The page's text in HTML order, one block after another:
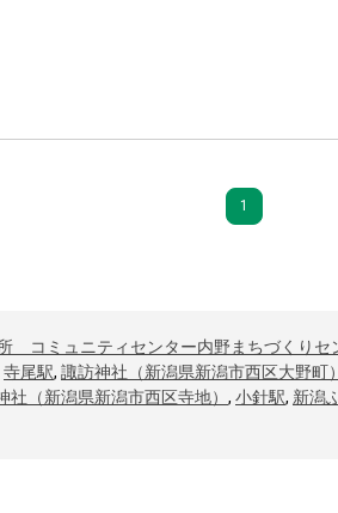
1
コミュニティセンター内野まちづくりセ
寺尾駅, 諏訪神社（新潟県新潟市西区大野町）
社（新潟県新潟市西区寺地） , 小針駅, 新潟